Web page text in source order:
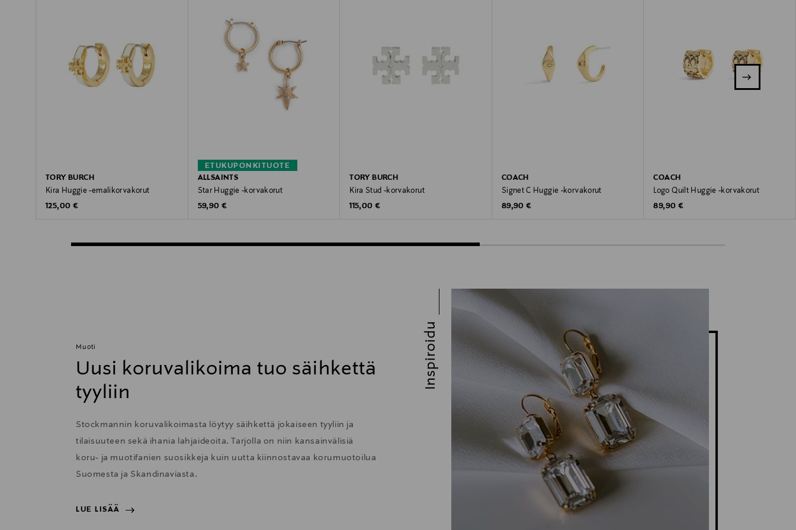
TORY BURCH
Kira Huggie -emalikorvakorut
Original Price
125,00 €
ETUKUPONKITUOTE
ALLSAINTS
Star Huggie -korvakorut
Original Price
59,90 €
TORY BURCH
Kira Stud -korvakorut
Original Price
115,00 €
COACH
Signet C Huggie -korvakorut
Original Price
89,90 €
COACH
Logo Quilt Huggie -korvakorut
Original Price
89,90 €
Muoti
Uusi koruvalikoima tuo säihkettä
tyyliin
Stockmannin koruvalikoimasta löytyy säihkettä jokaiseen tyyliin ja
tilaisuuteen sekä ihania lahjaideoita. Tarjolla on niin kansainvälisiä
koru- ja muotifanien suosikkeja kuin uutta kiinnostavaa korumuotoilua
Suomesta ja Skandinaviasta.
LUE LISÄÄ
Inspiroidu